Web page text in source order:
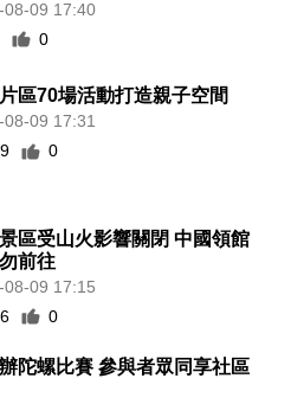
08-09 17:40
0
區70場活動打造親子空間
08-09 17:31
0
區受山火影響關閉 中國領館
前往
08-09 17:15
0
陀螺比賽 參與者眾同享社區